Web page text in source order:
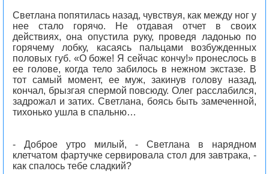
Светлана попятилась назад, чувствуя, как между ног у
нее стало горячо. Не отдавая отчет в своих
действиях, она опустила руку, проведя ладонью по
горячему лобку, касаясь пальцами возбужденных
половых губ. «О боже! Я сейчас кончу!» пронеслось в
ее голове, когда тело забилось в нежном экстазе. В
тот самый момент, ее муж, закинув голову назад,
кончал, брызгая спермой повсюду. Олег расслабился,
задрожал и затих. Светлана, боясь быть замеченной,
тихонько ушла в спальню…
- Доброе утро милый, - Светлана в нарядном
клетчатом фартучке сервировала стол для завтрака, -
как спалось тебе сладкий?